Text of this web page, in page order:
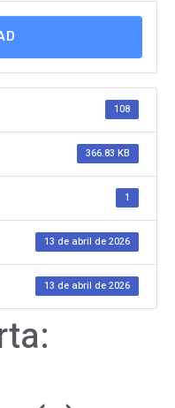
108
366.83 KB
1
13 de abril de 2026
13 de abril de 2026